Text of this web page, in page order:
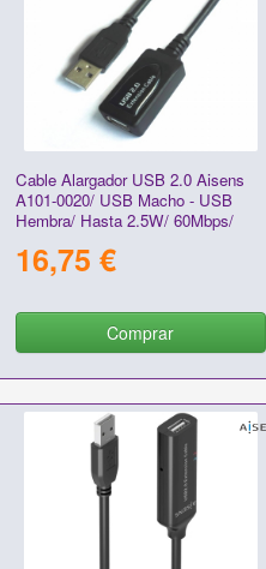
Cable Alargador USB 2.0 Aisens
A101-0020/ USB Macho - USB
Hembra/ Hasta 2.5W/ 60Mbps/
16,75 €
Comprar